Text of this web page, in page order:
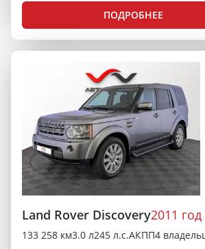
ПОДРОБНЕЕ
Land Rover Discovery2011 год
133 258 км3.0 л245 л.с.АКПП4